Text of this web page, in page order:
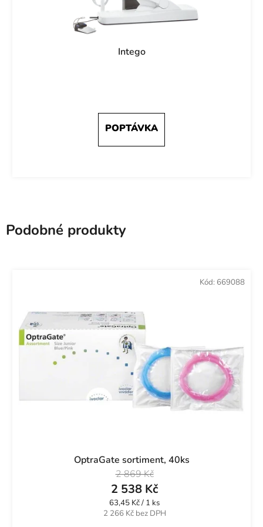
Intego
Podobné produkty
OptraGate sortiment, 40ks
2 266 Kč bez DPH
2 538 Kč
2 869 Kč
Měrná
cena:
63,45 Kč / 1 ks
Kód: 669088